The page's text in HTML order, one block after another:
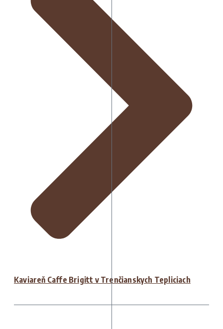
Kaviareň Caffe Brigitt v Trenčianskych Tepliciach